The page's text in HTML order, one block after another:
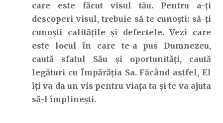
care este făcut visul tău. Pentru a-ți
descoperi visul, trebuie să te cunoști: să-ți
cunoști calitățile și defectele. Vezi care
este locul în care te-a pus Dumnezeu,
caută sfatul Său și oportunități, caută
legături cu Împărăția Sa. Făcând astfel, El
îți va da un vis pentru viața ta și te va ajuta
să-l împlinești.